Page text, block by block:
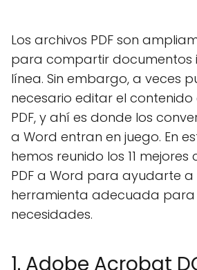
Los archivos PDF son
para compartir documentos
línea. Sin embargo, a veces
necesario editar el
PDF, y ahí es donde los
a Word entran en juego. En
hemos reunido los 11
PDF a Word para ayudarte
herramienta adecuada para
necesidades.
1. Adobe Acrobat